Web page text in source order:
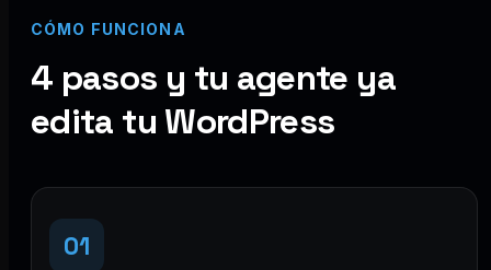
CÓMO FUNCIONA
4 pasos y tu agente ya
edita tu WordPress
01